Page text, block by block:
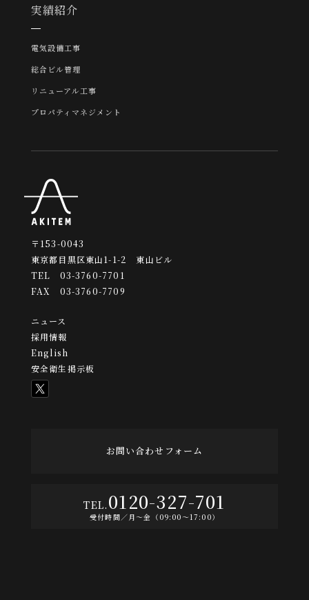
実績紹介
電気設備工事
総合ビル管理
リニューアル工事
プロパティマネジメント
〒153-0043
東京都目黒区東山1-1-2 東山ビル
TEL 03-3760-7701
FAX 03-3760-7709
ニュース
採用情報
English
安全衛生掲示板
お問い合わせフォーム
0120-327-701
受付時間／月〜金（09:00〜17:00）